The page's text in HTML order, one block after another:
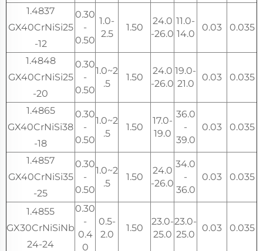
1.4837
GX40CrNiSi25
-12
0.30
-
0.50
1.0-
2.5
1.50
24.0
-26.0
11.0-
14.0
0.03 0.035
1.4848
GX40CrNiSi25
-20
0.30
-
0.50
1.0~2
.5
1.50
24.0
-26.0
19.0-
21.0
0.03 0.035
1.4865
GX40CrNiSi38
-18
0.30
-
0.50
1.0~2
.5
1.50
17.0-
19.0
36.0
-
39.0
0.03 0.035
1.4857
GX40CrNiSi35
-25
0.30
-
0.50
1.0~2
.5
1.50
24.0
-26.0
34.0
-
36.0
0.03 0.035
1.4855
GX30CrNiSiNb
24-24
0.30
-
0.4
0
0.5-
2.0
1.50
23.0-
25.0
23.0-
25.0
0.03 0.035